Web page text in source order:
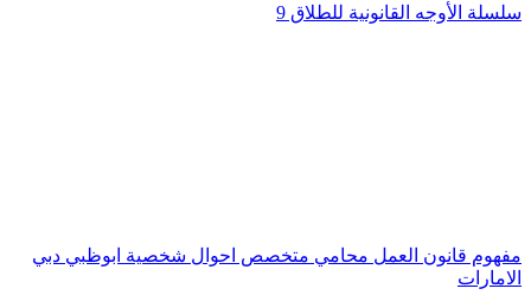
سلسلة الأوجه القانونية للطلاق 9
مفهوم قانون العمل محامي متخصص احوال شخصية ابوظبي دبي
الامارات